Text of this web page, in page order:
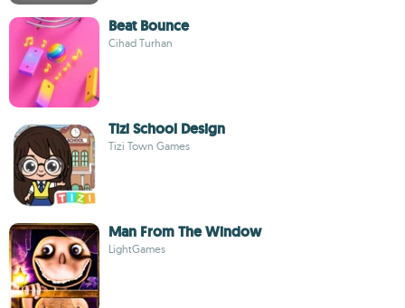
Beat Bounce
Cihad Turhan
Tizi School Design
Tizi Town Games
Man From The Window
LightGames